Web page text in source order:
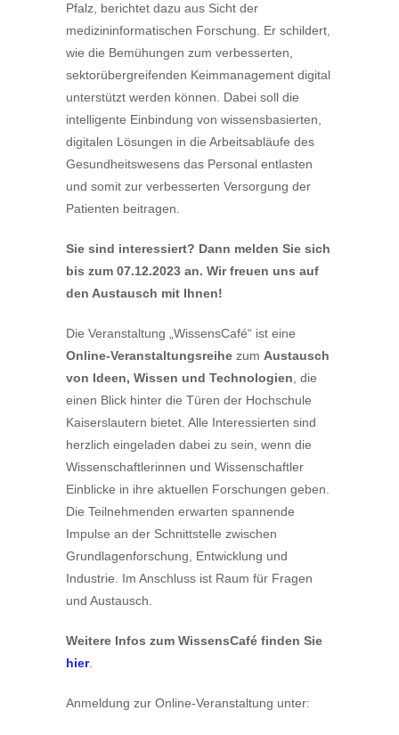
Pfalz, berichtet dazu aus Sicht der
medizininformatischen Forschung. Er schildert,
wie die Bemühungen zum verbesserten,
sektorübergreifenden Keimmanagement digital
unterstützt werden können. Dabei soll die
intelligente Einbindung von wissensbasierten,
digitalen Lösungen in die Arbeitsabläufe des
Gesundheitswesens das Personal entlasten
und somit zur verbesserten Versorgung der
Patienten beitragen.
Sie sind interessiert? Dann melden Sie sich
bis zum 07.12.2023 an. Wir freuen uns auf
den Austausch mit Ihnen!
Die Veranstaltung „WissensCafé“ ist eine
Online-Veranstaltungsreihe zum Austausch
von Ideen, Wissen und Technologien , die
einen Blick hinter die Türen der Hochschule
Kaiserslautern bietet. Alle Interessierten sind
herzlich eingeladen dabei zu sein, wenn die
Wissenschaftlerinnen und Wissenschaftler
Einblicke in ihre aktuellen Forschungen geben.
Die Teilnehmenden erwarten spannende
Impulse an der Schnittstelle zwischen
Grundlagenforschung, Entwicklung und
Industrie. Im Anschluss ist Raum für Fragen
und Austausch.
Weitere Infos zum WissensCafé finden Sie
hier.
Anmeldung zur Online-Veranstaltung unter: